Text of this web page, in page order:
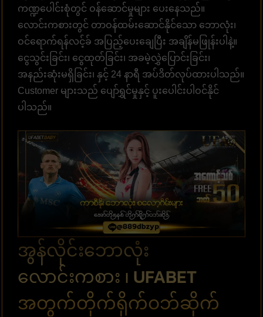
ကဏ္ဍပေါင်းစုံတွင် ဝန်ဆောင်မှုများ ပေးနေသည်။
လောင်းကစားတွင် တာဝန်ထမ်းဆောင်နိုင်သော ဘောလုံး၊
ဝင်ရောက်ရန်လင့်ခ် အပြည့်ပေးချေပြီး အချိန်မဖြုန်းပါနဲ့။
ငွေသွင်းခြင်း၊ ငွေထုတ်ခြင်း၊ အခမဲ့လွှဲပြောင်းခြင်း၊
အနည်းဆုံးမရှိခြင်း၊ နှင့် 24 နာရီ အပ်ဒိတ်လုပ်ထားပါသည်။
Customer များသည် ပျော်ရွှင်မှုနှင့် ပူးပေါင်းပါဝင်နိုင်
ပါသည်။
အွန်လိုင်းဘောလုံး
လောင်းကစား ၊ UFABET
အတွက်တိုက်ရိုက်ဝဘ်ဆိုက်